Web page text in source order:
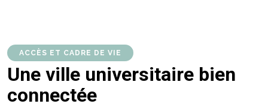
ACCÈS ET CADRE DE VIE
Une ville universitaire bien
connectée